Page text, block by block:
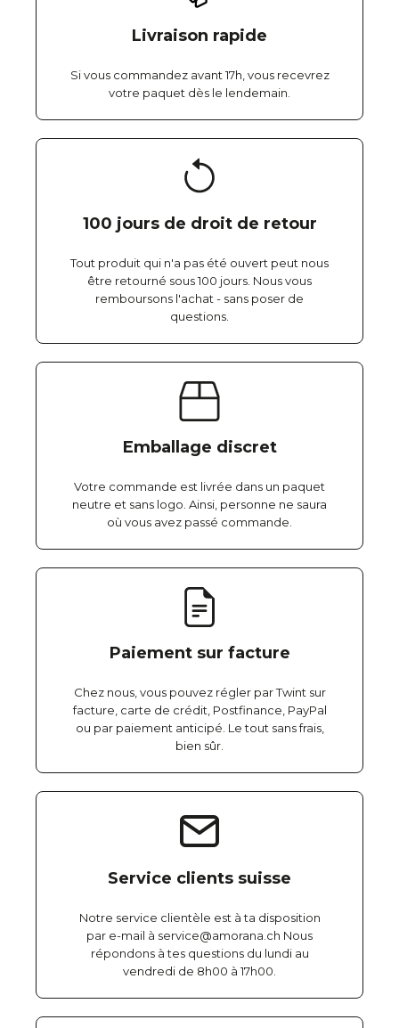
Livraison rapide
Si vous commandez avant 17h, vous recevrez
votre paquet dès le lendemain.
100 jours de droit de retour
Tout produit qui n'a pas été ouvert peut nous
être retourné sous 100 jours. Nous vous
remboursons l'achat - sans poser de
questions.
Emballage discret
Votre commande est livrée dans un paquet
neutre et sans logo. Ainsi, personne ne saura
où vous avez passé commande.
Paiement sur facture
Chez nous, vous pouvez régler par Twint sur
facture, carte de crédit, Postfinance, PayPal
ou par paiement anticipé. Le tout sans frais,
bien sûr.
Service clients suisse
Notre service clientèle est à ta disposition
par e-mail à service@amorana.ch Nous
répondons à tes questions du lundi au
vendredi de 8h00 à 17h00.